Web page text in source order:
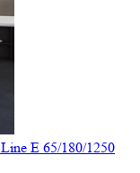
E 65/180/1250